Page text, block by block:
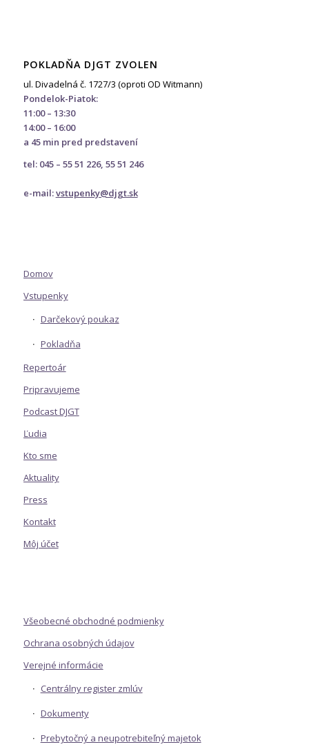
POKLADŇA DJGT ZVOLEN
ul. Divadelná č. 1727/3 (oproti OD Witmann)
Pondelok-Piatok:
11:00 – 13:30
14:00 – 16:00
a 45 min pred predstavení
tel: 045 – 55 51 226, 55 51 246
e-mail:vstupenky@djgt.sk
Domov
Vstupenky
Darčekový poukaz
Pokladňa
Repertoár
Pripravujeme
Podcast DJGT
Ľudia
Kto sme
Aktuality
Press
Kontakt
Môj účet
Všeobecné obchodné podmienky
Ochrana osobných údajov
Verejné informácie
Centrálny register zmlúv
Dokumenty
Prebytočný a neupotrebiteľný majetok